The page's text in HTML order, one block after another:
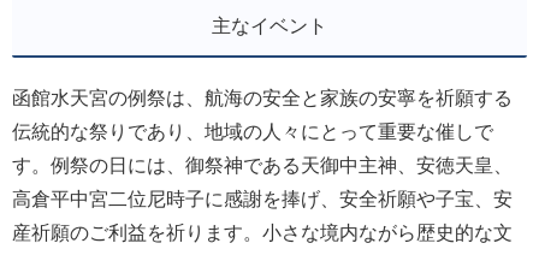
主なイベント
函館水天宮の例祭は、航海の安全と家族の安寧を祈願する
伝統的な祭りであり、地域の人々にとって重要な催しで
す。例祭の日には、御祭神である天御中主神、安徳天皇、
高倉平中宮二位尼時子に感謝を捧げ、安全祈願や子宝、安
産祈願のご利益を祈ります。小さな境内ながら歴史的な文